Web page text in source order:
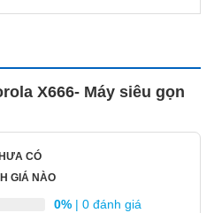
X666- Máy siêu gọn
CÓ
GIÁ NÀO
0% | 0 đánh giá